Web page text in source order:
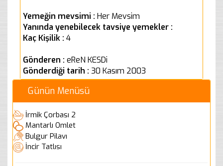
Yemeğin mevsimi : Her Mevsim
Yanında yenebilecek tavsiye yemekler :
Kaç Kişilik : 4
Gönderen : eReN KESDi
Gönderdiği tarih : 30 Kasım 2003
Günün Menüsü
İrmik Çorbası 2
Mantarlı Omlet
Bulgur Pilavı
İncir Tatlısı